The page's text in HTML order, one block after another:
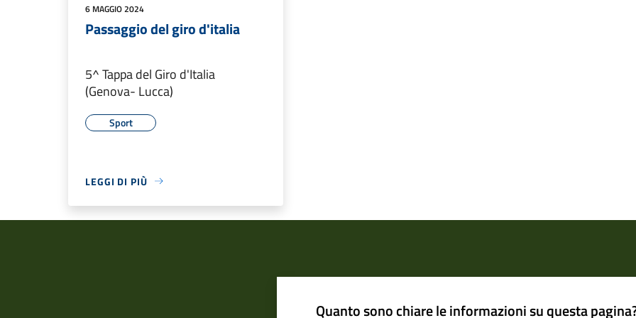
6 MAGGIO 2024
Passaggio del giro d'italia
5^ Tappa del Giro d'Italia
(Genova- Lucca)
Sport
LEGGI DI PIÙ
Quanto sono chiare le informazioni su questa